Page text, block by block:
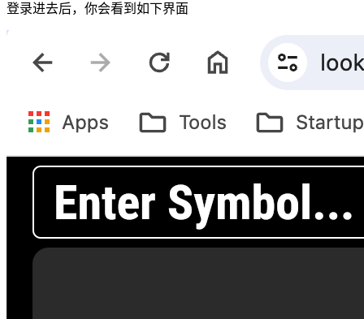
登录进去后，你会看到如下界面